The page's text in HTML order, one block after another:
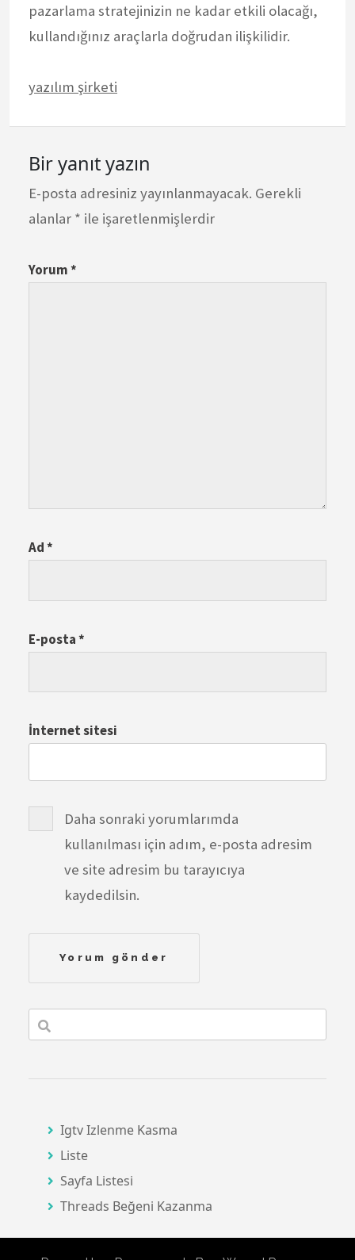
pazarlama stratejinizin ne kadar etkili olacağı,
kullandığınız araçlarla doğrudan ilişkilidir.
yazılım şirketi
Bir yanıt yazın
E-posta adresiniz yayınlanmayacak. Gerekli
alanlar * ile işaretlenmişlerdir
Yorum*
Ad*
E-posta*
İnternet sitesi
Daha sonraki yorumlarımda
kullanılması için adım, e-posta adresim
ve site adresim bu tarayıcıya
kaydedilsin.
Igtv Izlenme Kasma
Liste
Sayfa Listesi
Threads Beğeni Kazanma